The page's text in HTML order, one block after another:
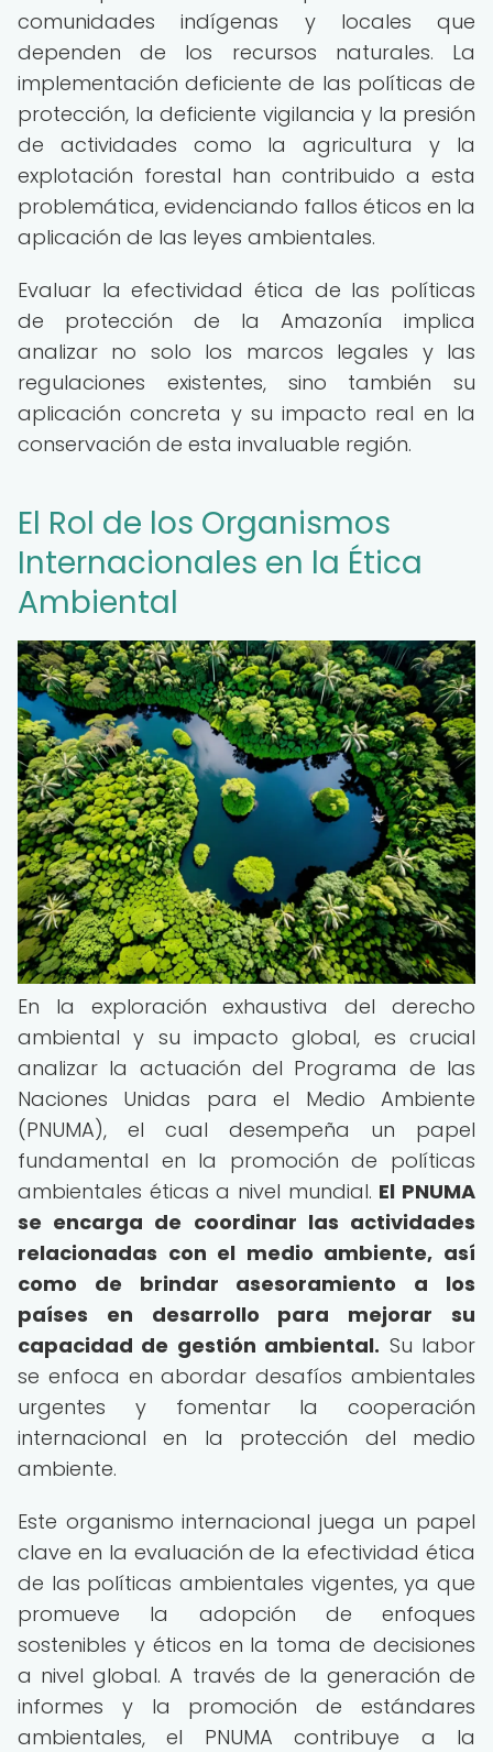
comunidades indígenas y locales que
dependen de los recursos naturales. La
implementación deficiente de las políticas de
protección, la deficiente vigilancia y la presión
de actividades como la agricultura y la
explotación forestal han contribuido a esta
problemática, evidenciando fallos éticos en la
aplicación de las leyes ambientales.
Evaluar la efectividad ética de las políticas
de protección de la Amazonía implica
analizar no solo los marcos legales y las
regulaciones existentes, sino también su
aplicación concreta y su impacto real en la
conservación de esta invaluable región.
El Rol de los Organismos
Internacionales en la Ética
Ambiental
En la exploración exhaustiva del derecho
ambiental y su impacto global, es crucial
analizar la actuación del Programa de las
Naciones Unidas para el Medio Ambiente
(PNUMA), el cual desempeña un papel
fundamental en la promoción de políticas
ambientales éticas a nivel mundial. El PNUMA
se encarga de coordinar las actividades
relacionadas con el medio ambiente, así
como de brindar asesoramiento a los
países en desarrollo para mejorar su
capacidad de gestión ambiental. Su labor
se enfoca en abordar desafíos ambientales
urgentes y fomentar la cooperación
internacional en la protección del medio
ambiente.
Este organismo internacional juega un papel
clave en la evaluación de la efectividad ética
de las políticas ambientales vigentes, ya que
promueve la adopción de enfoques
sostenibles y éticos en la toma de decisiones
a nivel global. A través de la generación de
informes y la promoción de estándares
ambientales, el PNUMA contribuye a la